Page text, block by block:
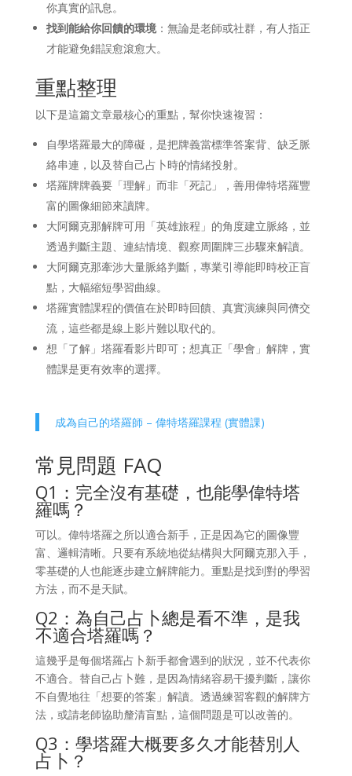
你真實的訊息。
找到能給你回饋的環境：無論是老師或社群，有人指正
才能避免錯誤愈滾愈大。
重點整理
以下是這篇文章最核心的重點，幫你快速複習：
自學塔羅最大的障礙，是把牌義當標準答案背、缺乏脈
絡串連，以及替自己占卜時的情緒投射。
塔羅牌牌義要「理解」而非「死記」，善用偉特塔羅豐
富的圖像細節來讀牌。
大阿爾克那解牌可用「英雄旅程」的角度建立脈絡，並
透過判斷主題、連結情境、觀察周圍牌三步驟來解讀。
大阿爾克那牽涉大量脈絡判斷，專業引導能即時校正盲
點，大幅縮短學習曲線。
塔羅實體課程的價值在於即時回饋、真實演練與同儕交
流，這些都是線上影片難以取代的。
想「了解」塔羅看影片即可；想真正「學會」解牌，實
體課是更有效率的選擇。
成為自己的塔羅師 – 偉特塔羅課程 (實體課)
常見問題 FAQ
Q1：完全沒有基礎，也能學偉特塔
羅嗎？
可以。偉特塔羅之所以適合新手，正是因為它的圖像豐
富、邏輯清晰。只要有系統地從結構與大阿爾克那入手，
零基礎的人也能逐步建立解牌能力。重點是找到對的學習
方法，而不是天賦。
Q2：為自己占卜總是看不準，是我
不適合塔羅嗎？
這幾乎是每個塔羅占卜新手都會遇到的狀況，並不代表你
不適合。替自己占卜難，是因為情緒容易干擾判斷，讓你
不自覺地往「想要的答案」解讀。透過練習客觀的解牌方
法，或請老師協助釐清盲點，這個問題是可以改善的。
Q3：學塔羅大概要多久才能替別人
占卜？